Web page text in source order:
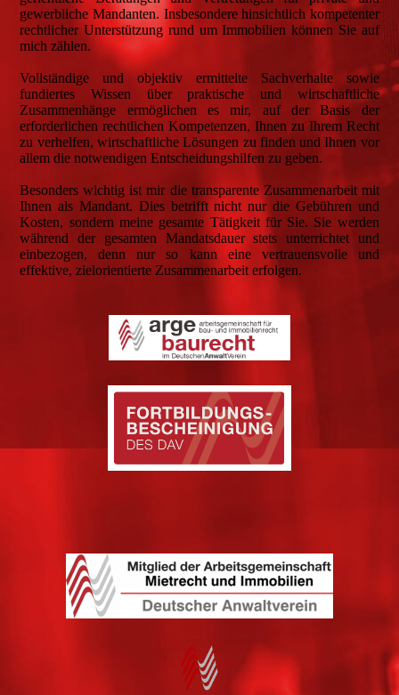
gewerbliche Mandanten. Insbesondere hinsichtlich kompetenter
rechtlicher Unterstützung rund um Immobilien können Sie auf
mich zählen.
Vollständige und objektiv ermittelte Sachverhalte sowie
fundiertes Wissen über praktische und wirtschaftliche
Zusammenhänge ermöglichen es mir, auf der Basis der
erforderlichen rechtlichen Kompetenzen, Ihnen zu Ihrem Recht
zu verhelfen, wirtschaftliche Lösungen zu finden und Ihnen vor
allem die notwendigen Entscheidungshilfen zu geben.
Besonders wichtig ist mir die transparente Zusammenarbeit mit
Ihnen als Mandant. Dies betrifft nicht nur die Gebühren und
Kosten, sondern meine gesamte Tätigkeit für Sie. Sie werden
während der gesamten Mandatsdauer stets unterrichtet und
einbezogen, denn nur so kann eine vertrauensvolle und
effektive, zielorientierte Zusammenarbeit erfolgen.